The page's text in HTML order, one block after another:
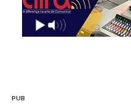
PUB